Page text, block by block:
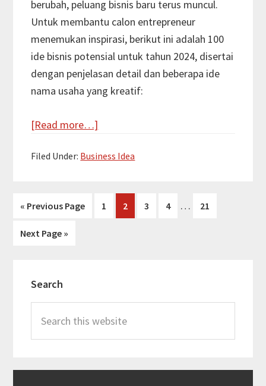
berubah, peluang bisnis baru terus muncul.
Untuk membantu calon entrepreneur
menemukan inspirasi, berikut ini adalah 100
ide bisnis potensial untuk tahun 2024, disertai
dengan penjelasan detail dan beberapa ide
nama usaha yang kreatif:
[Read more…]
Ide
Potensial
untuk
Filed Under: Business Idea
« Go
Previous Page Page
1 Page
2 Page
3 Page
4
Interim
… Page
21
Go
Next Page »
Sidebar
Search
this
website